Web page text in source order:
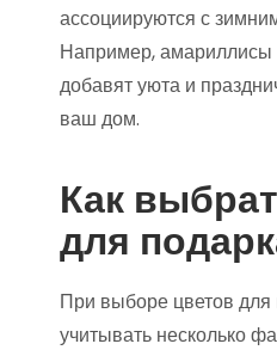
ассоциируются с
Например,
добавят уюта и
ваш дом.
Как
для
При выборе цветов для
учитывать несколько